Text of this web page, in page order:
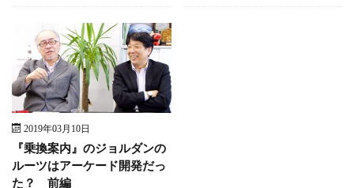
2019年03月10日
『乗換案内』のジョルダンの
ルーツはアーケード開発だっ
た？ 前編